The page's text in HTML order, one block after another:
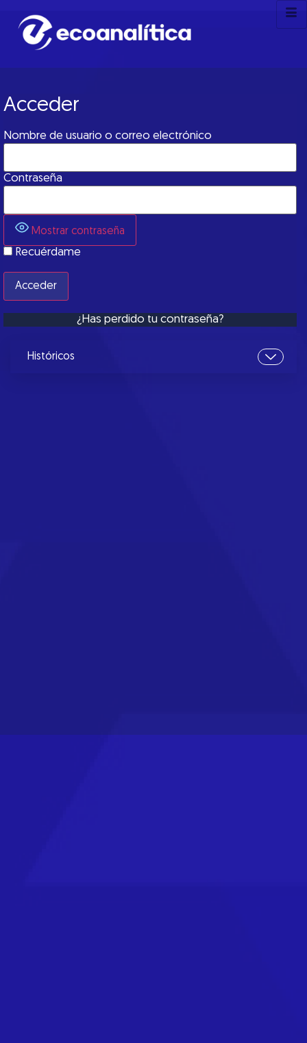
Acceder
Nombre de usuario o correo electrónico
Contraseña
Mostrar contraseña
Recuérdame
¿Has perdido tu contraseña?
Históricos